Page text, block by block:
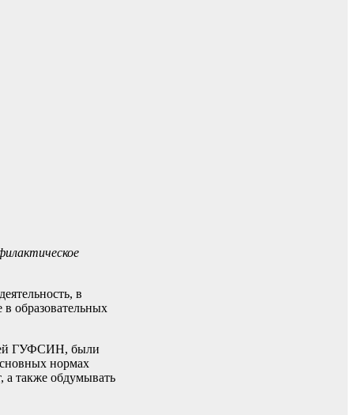
в
образовательных
ГУФСИН, были
нормах
а также обдумывать